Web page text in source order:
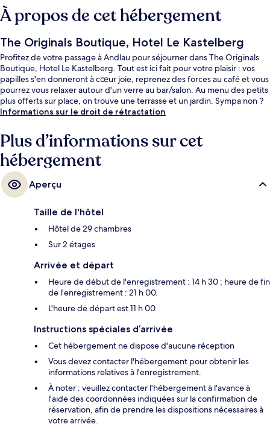
À propos de cet hébergement
The Originals Boutique, Hotel Le Kastelberg
Profitez de votre passage à Andlau pour séjourner dans The Originals
Boutique, Hotel Le Kastelberg. Tout est ici fait pour votre plaisir : vos
papilles s'en donneront à cœur joie, reprenez des forces au café et vous
pourrez vous relaxer autour d'un verre au bar/salon. Au menu des petits
plus offerts sur place, on trouve une terrasse et un jardin. Sympa non ?
Informations sur le droit de rétractation
Plus d’informations sur cet
hébergement
Aperçu
Taille de l'hôtel
Hôtel de 29 chambres
Sur 2 étages
Arrivée et départ
Heure de début de l'enregistrement : 14 h 30 ; heure de fin
de l'enregistrement : 21 h 00.
L'heure de départ est 11 h 00
Instructions spéciales d’arrivée
Cet hébergement ne dispose d'aucune réception
Vous devez contacter l'hébergement pour obtenir les
informations relatives à l'enregistrement.
À noter : veuillez contacter l'hébergement à l'avance à
l'aide des coordonnées indiquées sur la confirmation de
réservation, afin de prendre les dispositions nécessaires à
votre arrivée.